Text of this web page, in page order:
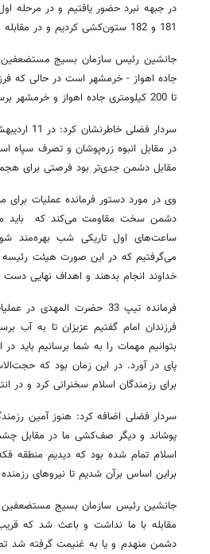
در جبهه نبرد حضور یافتیم و در مرحله
181 و 182 ستون‌کشی کردیم و در مقابله با دشمن تپه‌های رملی 181 و 182 به تصرف ما در آمد.
جانشین رئیس سازمان بسیج
تا 200 کیلومتری جاده اهواز و خرمشهر برسند.
در مقابل انبوه زره‌پوشان و تصرف سپاه
مقابل دشمن جدی‌تر بود فرصتی برای
وی در مورد دستور فرمانده عملیات
دشمن سخت مقاومت می‌کند که باید
ساعت‌های اول تاریکی شب بهره‌مند
می‌گرفتیم که در این صورت هیئت
خداوند انجام بدهند و اهداف نهایی دست
فرزندان امام گفتیم عزیزان تا به آب
بتوانیم مهمات را به شما برسانیم
پای در آورد. در این زمان بود که
برای رزمندگان اسلام سخنرانی کرد و در
سردار فضلی اضافه کرد: هنوز آمین
پوشاند و دیگر صف‌کشی ما در مقابل
اسلام تمام شده بود که دیدیم منطقه
براین اساس برآن شدیم تا نیروهای
جانشین رئیس سازمان بسیج مستضعفین
دشمن منهدم و یا به غنیمت گرفته شد